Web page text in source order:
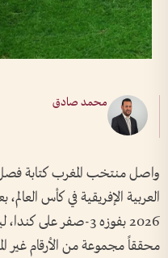
محمد صادق
واصل منتخب المغرب كتابة فصل
العربية الإفريقية في كأس العالم،
2026 بفوزه 3-صفر على
محققاً مجموعة من الأرقام غير